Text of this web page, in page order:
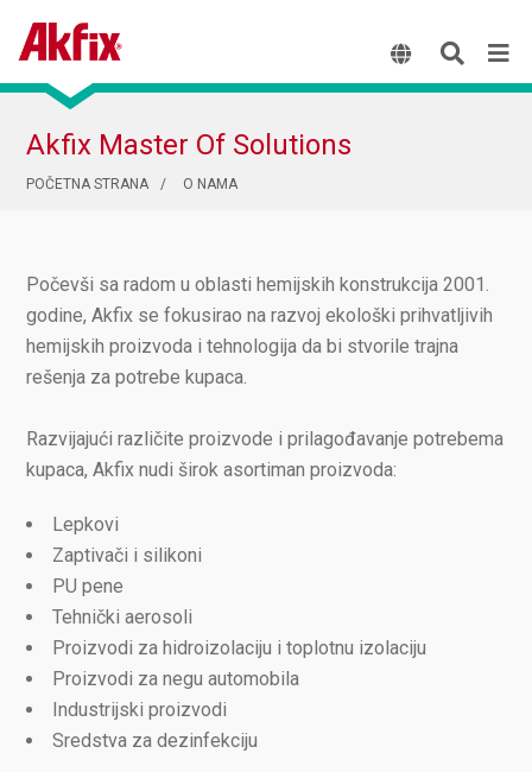
Akfix Master Of Solutions
POČETNA STRANA O NAMA
Počevši sa radom u oblasti hemijskih konstrukcija 2001.
godine, Akfix se fokusirao na razvoj ekološki prihvatljivih
hemijskih proizvoda i tehnologija da bi stvorile trajna
rešenja za potrebe kupaca.
Razvijajući različite proizvode i prilagođavanje potrebema
kupaca, Akfix nudi širok asortiman proizvoda:
Lepkovi
Zaptivači i silikoni
PU pene
Tehnički aerosoli
Proizvodi za hidroizolaciju i toplotnu izolaciju
Proizvodi za negu automobila
Industrijski proizvodi
Sredstva za dezinfekciju